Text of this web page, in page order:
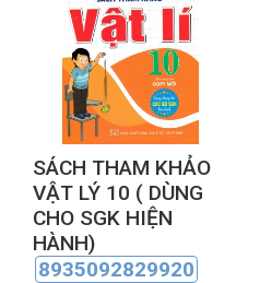
SÁCH THAM KHẢO
VẬT LÝ 10 ( DÙNG
CHO SGK HIỆN
HÀNH)
8935092829920